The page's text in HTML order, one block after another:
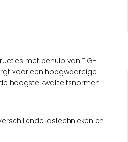
met behulp van TIG-
voor een hoogwaardige
hoogste kwaliteitsnormen.
lastechnieken en